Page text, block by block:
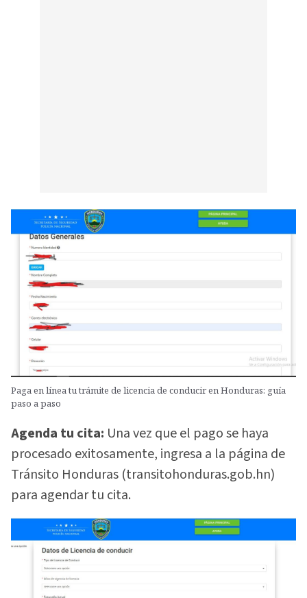
Paga en línea tu trámite de licencia de conducir en Honduras: guía
paso a paso
Agenda tu cita: Una vez que el pago se haya
procesado exitosamente, ingresa a la página de
Tránsito Honduras (transitohonduras.gob.hn)
para agendar tu cita.